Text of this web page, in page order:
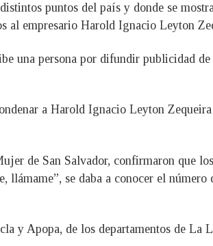
puntos del país y donde se
al empresario Harold Ignacio Leyton
una persona por difundir publicidad
a Harold Ignacio Leyton
de San Salvador, confirmaron que
se daba a conocer el
y Apopa, de los departamentos de La